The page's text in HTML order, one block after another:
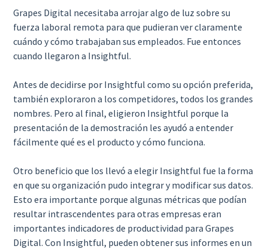
Grapes Digital necesitaba arrojar algo de luz sobre su
fuerza laboral remota para que pudieran ver claramente
cuándo y cómo trabajaban sus empleados. Fue entonces
cuando llegaron a Insightful.
Antes de decidirse por Insightful como su opción preferida,
también exploraron a los competidores, todos los grandes
nombres. Pero al final, eligieron Insightful porque la
presentación de la demostración les ayudó a entender
fácilmente qué es el producto y cómo funciona.
Otro beneficio que los llevó a elegir Insightful fue la forma
en que su organización pudo integrar y modificar sus datos.
Esto era importante porque algunas métricas que podían
resultar intrascendentes para otras empresas eran
importantes indicadores de productividad para Grapes
Digital. Con Insightful, pueden obtener sus informes en un